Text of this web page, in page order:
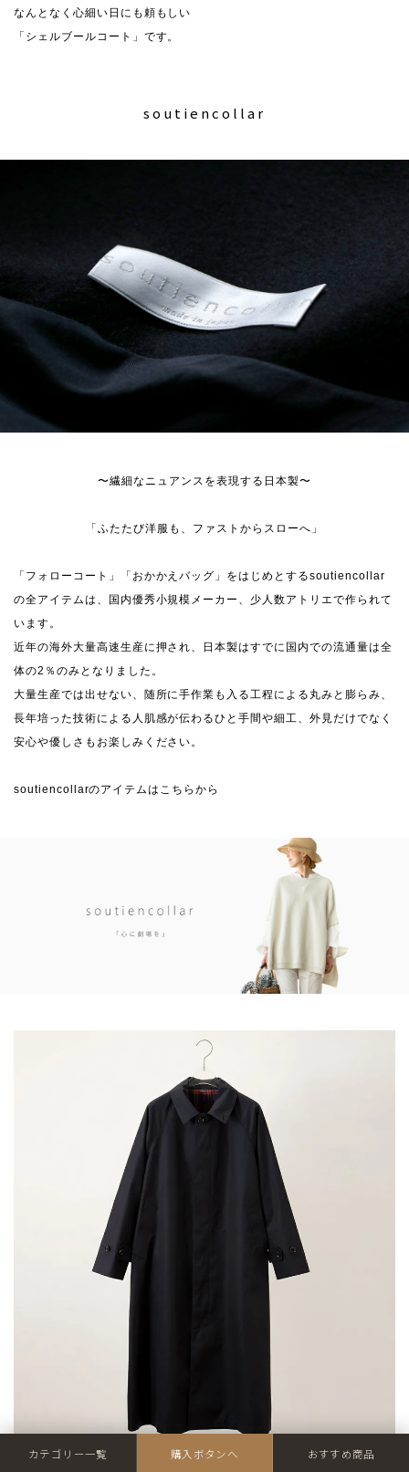
なんとなく心細い日にも頼もしい
「シェルブールコート」です。
soutiencollar
〜繊細なニュアンスを表現する日本製〜
「ふたたび洋服も、ファストからスローへ」
「フォローコート」「おかかえバッグ」をはじめとするsoutiencollar
の全アイテムは、国内優秀小規模メーカー、少人数アトリエで作られて
います。
近年の海外大量高速生産に押され、日本製はすでに国内での流通量は全
体の2％のみとなりました。
大量生産では出せない、随所に手作業も入る工程による丸みと膨らみ、
長年培った技術による人肌感が伝わるひと手間や細工、外見だけでなく
安心や優しさもお楽しみください。
soutiencollarのアイテムはこちらから
カテゴリー一覧 購入ボタンへ おすすめ商品